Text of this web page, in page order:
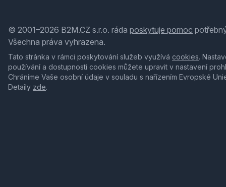
© 2001–2026 B2M.CZ s.r.o. ráda poskytuje pomoc
Všechna práva vyhrazena.
Tato stránka v rámci poskytování služeb využívá cookies.
používání a dostupnosti cookies můžete upravit v nastavení
Chráníme Vaše osobní údaje v souladu s nařízením Evropské
Detaily zde.